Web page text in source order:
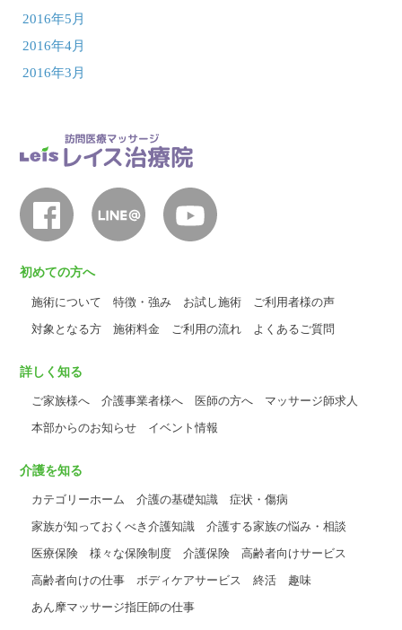
2016年5月
2016年4月
2016年3月
初めての方へ
施術について 特徴・強み お試し施術
ご利用者様の声
対象となる方
施術料金 ご利用の流れ よくあるご質問
詳しく知る
ご家族様へ 介護事業者様へ 医師の方へ
マッサージ師求人
本部からのお知らせ
イベント情報
介護を知る
カテゴリーホーム 介護の基礎知識
症状・傷病
家族が知っておくべき介護知識
介護する家族の悩み・相談
医療保険
様々な保険制度 介護保険
高齢者向けサービス
高齢者向けの仕事
ボディケアサービス 終活
趣味
あん摩マッサージ指圧師の仕事